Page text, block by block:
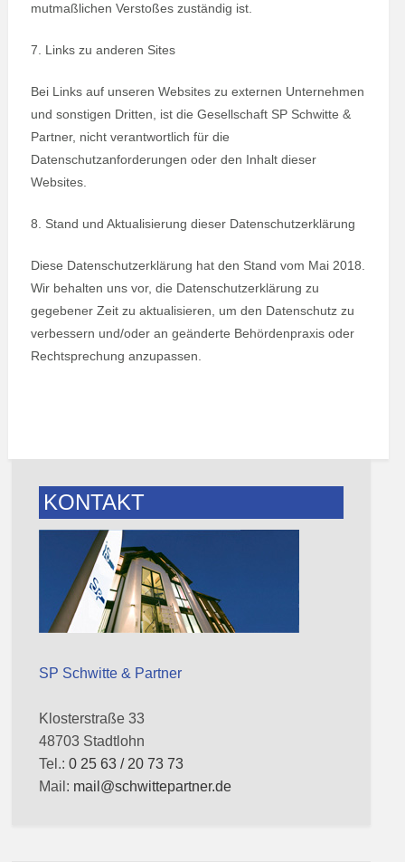
mutmaßlichen Verstoßes zuständig ist.
7. Links zu anderen Sites
Bei Links auf unseren Websites zu externen Unternehmen
und sonstigen Dritten, ist die Gesellschaft SP Schwitte &
Partner, nicht verantwortlich für die
Datenschutzanforderungen oder den Inhalt dieser
Websites.
8. Stand und Aktualisierung dieser Datenschutzerklärung
Diese Datenschutzerklärung hat den Stand vom Mai 2018.
Wir behalten uns vor, die Datenschutzerklärung zu
gegebener Zeit zu aktualisieren, um den Datenschutz zu
verbessern und/oder an geänderte Behördenpraxis oder
Rechtsprechung anzupassen.
KONTAKT
SP Schwitte & Partner
Klosterstraße 33
48703 Stadtlohn
Tel.:0 25 63 / 20 73 73
Mail: mail@schwittepartner.de